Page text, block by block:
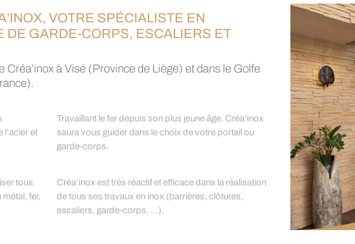
VOTRE SPÉCIALISTE EN
DE GARDE-CORPS, ESCALIERS ET
Créa’inox à Visé (Province de Liège) et dans le Golfe
l’acier et
tous
fer,
Travaillant le fer depuis son plus jeune âge, Créa’inox
saura vous guider dans le choix de votre portail ou
garde-corps.
Créa’inox est très réactif et efficace dans la réalisation
de tous ses travaux en inox (barrières, clôtures,
escaliers, garde-corps, …).